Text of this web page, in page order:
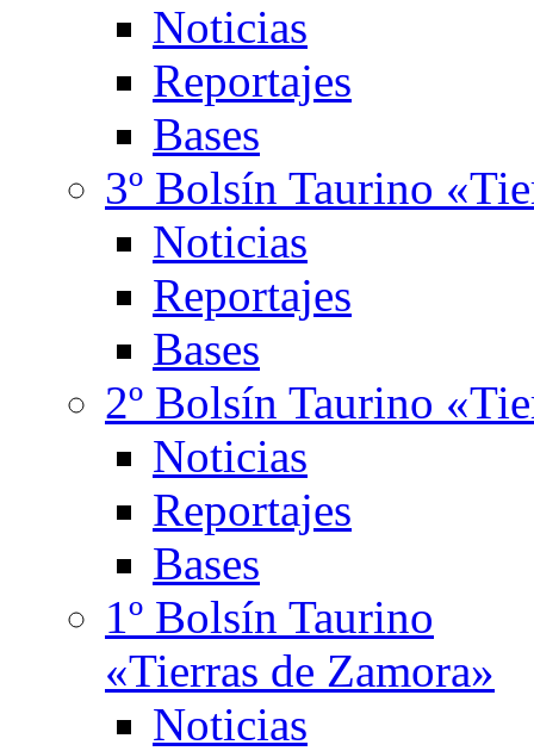
Noticias
Reportajes
Bases
3º Bolsín Taurino
Noticias
Reportajes
Bases
2º Bolsín Taurino
Noticias
Reportajes
Bases
1º Bolsín Taurino
«Tierras de Zamora»
Noticias